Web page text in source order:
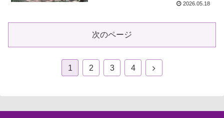
2026.05.18
次のページ
1 2 3 4